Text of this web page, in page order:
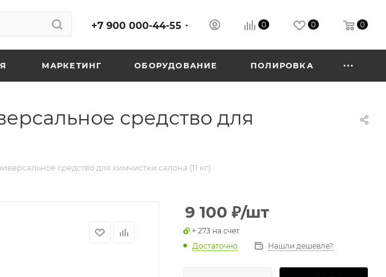
+7 900 000-44-55 0 0 0
МАРКЕТИНГ ОБОРУДОВАНИЕ ПОЛИРОВКА
средство для
средство для химчистки салона (11 кг)
9 100 ₽/шт
+ 273 на счет
Достаточно
Нашли дешевле?